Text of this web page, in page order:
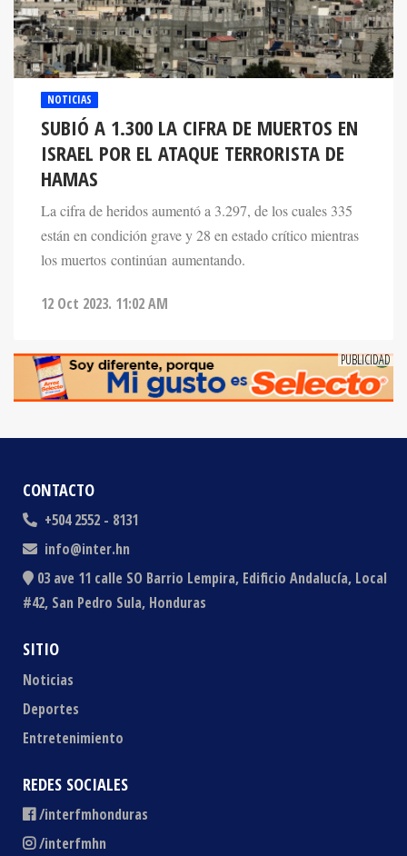
NOTICIAS
SUBIÓ A 1.300 LA CIFRA DE MUERTOS EN
ISRAEL POR EL ATAQUE TERRORISTA DE
HAMAS
La cifra de heridos aumentó a 3.297, de los cuales 335
están en condición grave y 28 en estado crítico mientras
los muertos continúan aumentando.
CONTACTO
+504 2552 - 8131
info@inter.hn
03 ave 11 calle SO Barrio Lempira, Edificio Andalucía, Local
#42, San Pedro Sula, Honduras
SITIO
Noticias
Deportes
Entretenimiento
REDES SOCIALES
/interfmhonduras
/interfmhn